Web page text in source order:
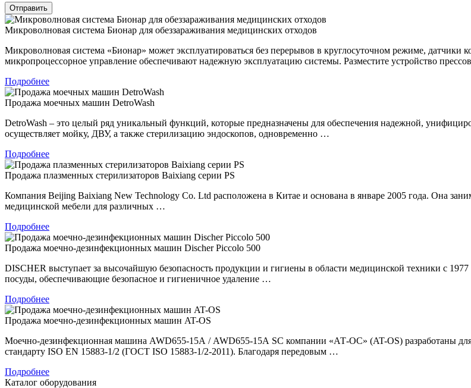
Микроволновая система Бионар для обеззараживания медицинских отходов
Микроволновая система «Бионар» может эксплуатироваться без перерывов в круглосуточном режиме, датчики
микропроцессорное управление обеспечивают надежную эксплуатацию системы. Разместите устройство
Подробнее
Продажа моечных машин DetroWash
DetroWash – это целый ряд уникальный функций, которые предназначены для обеспечения надежной,
осуществляет мойку, ДВУ, а также стерилизацию эндоскопов, одновременно …
Подробнее
Продажа плазменных стерилизаторов Baixiang серии PS
Компания Beijing Baixiang New Technology Co. Ltd расположена в Китае и основана в январе 2005 года. Она
медицинской мебели для различных …
Подробнее
Продажа моечно-дезинфекционных машин Discher Piccolo 500
DISCHER выступает за высочайшую безопасность продукции и гигиены в области медицинской техники с
посуды, обеспечивающие безопасное и гигиеничное удаление …
Подробнее
Продажа моечно-дезинфекционных машин AT-OS
Моечно-дезинфекционная машина AWD655-15А / AWD655-15А SC компании «АТ-ОС» (AT-OS) разработаны
стандарту ISO EN 15883-1/2 (ГОСТ ISO 15883-1/2-2011). Благодаря передовым …
Подробнее
Каталог оборудования